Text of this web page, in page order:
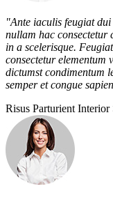
"Ante iaculis feugiat
nullam hac consectetur
in a scelerisque.
consectetur elementum
dictumst condimentum
semper et congue
Risus Parturient Interior